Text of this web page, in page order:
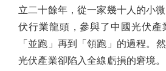
立二十餘年，從一家幾十人的小
伏行業龍頭，參與了中國光伏產
「並跑」再到「領跑」的過程。
光伏產業卻陷入全線虧損的窘境